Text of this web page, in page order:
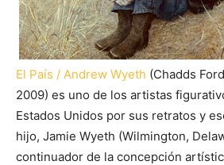
El País / Andrew Wyeth (Chadds
2009) es uno de los artistas
Estados Unidos por sus retratos y
hijo, Jamie Wyeth (Wilmington,
continuador de la concepción